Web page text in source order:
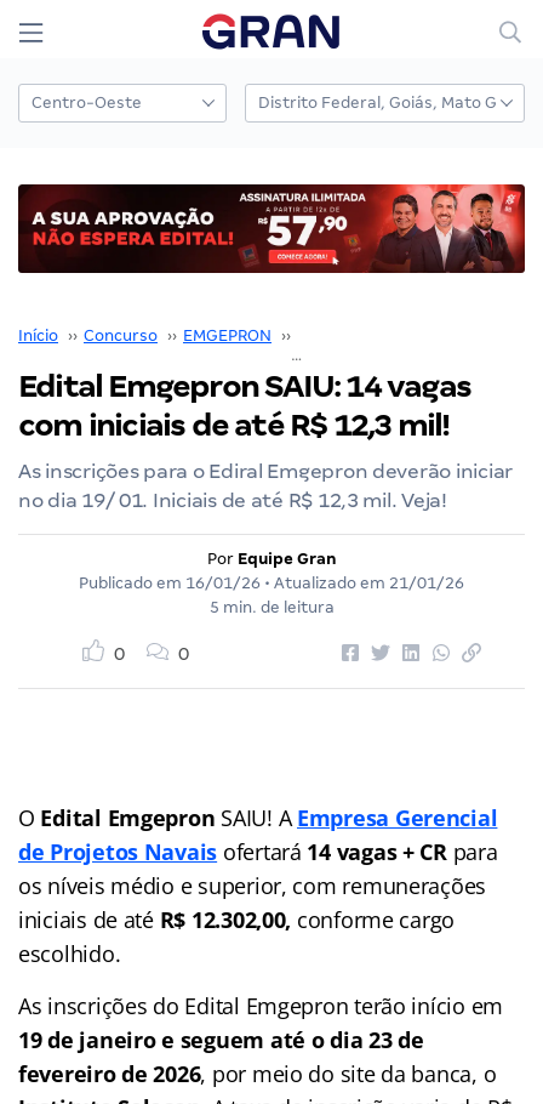
Início ›› Concurso ›› EMGEPRON ››
Edital Emgepron SAIU: 14 vagas
com iniciais de até R$ 12,3 mil!
As inscrições para o Ediral Emgepron deverão iniciar
no dia 19/ 01. Iniciais de até R$ 12,3 mil. Veja!
Por Equipe Gran
Publicado em 16/01/26 • Atualizado em 21/01/26
5 min. de leitura
0 0
O Edital Emgepron SAIU! AEmpresa Gerencial
de Projetos Navais ofertará 14 vagas + CRpara
os níveis médio e superior, com remunerações
iniciais de até R$ 12.302,00, conforme cargo
escolhido.
As inscrições do Edital Emgepron terão início em
19 de janeiro e seguem até o dia 23 de
fevereiro de 2026, por meio do site da banca, o